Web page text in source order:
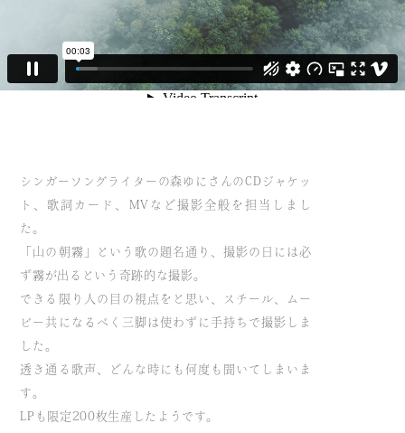
シンガーソングライターの森ゆにさんのCDジャケッ
ト、歌詞カード、MVなど撮影全般を担当しまし
た。
「山の朝霧」という歌の題名通り、撮影の日には必
ず霧が出るという奇跡的な撮影。
できる限り人の目の視点をと思い、スチール、ムー
ビー共になるべく三脚は使わずに手持ちで撮影しま
した。
透き通る歌声、どんな時にも何度も聞いてしまいま
す。
LPも限定200枚生産したようです。